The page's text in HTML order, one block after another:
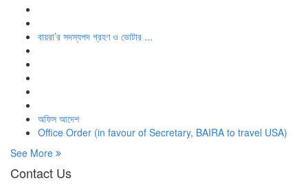
বায়রা’র সদস্যপদ গ্রহণ ও ভোটার ...
অফিস আদেশ
Office Order (in favour of Secretary, BAIRA to travel USA)
See More
Contact Us